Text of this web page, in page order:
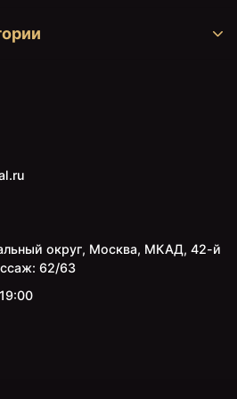
округ, Москва, МКАД, 42-й
62/63